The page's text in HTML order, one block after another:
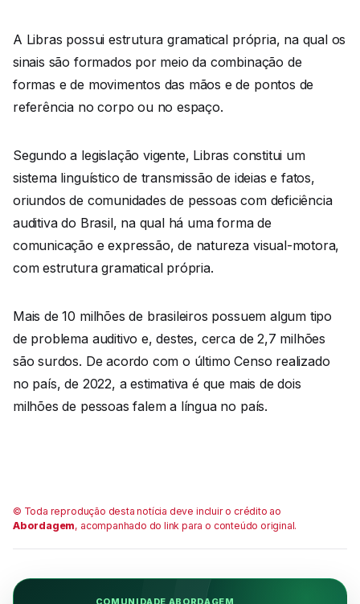
A Libras possui estrutura gramatical própria, na qual os
sinais são formados por meio da combinação de
formas e de movimentos das mãos e de pontos de
referência no corpo ou no espaço.
Segundo a legislação vigente, Libras constitui um
sistema linguístico de transmissão de ideias e fatos,
oriundos de comunidades de pessoas com deficiência
auditiva do Brasil, na qual há uma forma de
comunicação e expressão, de natureza visual-motora,
com estrutura gramatical própria.
Mais de 10 milhões de brasileiros possuem algum tipo
de problema auditivo e, destes, cerca de 2,7 milhões
são surdos. De acordo com o último Censo realizado
no país, de 2022, a estimativa é que mais de dois
milhões de pessoas falem a língua no país.
© Toda reprodução desta notícia deve incluir o crédito ao
Abordagem, acompanhado do link para o conteúdo original.